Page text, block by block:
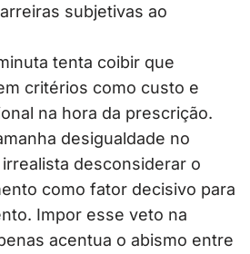
subjetivas ao
tenta coibir que
critérios como custo e
na hora da prescrição.
desigualdade no
desconsiderar o
como fator decisivo para
Impor esse veto na
acentua o abismo entre